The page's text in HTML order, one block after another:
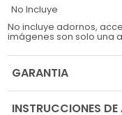
No Incluye
No incluye adornos,
imágenes son solo una
GARANTIA
INSTRUCCIONES